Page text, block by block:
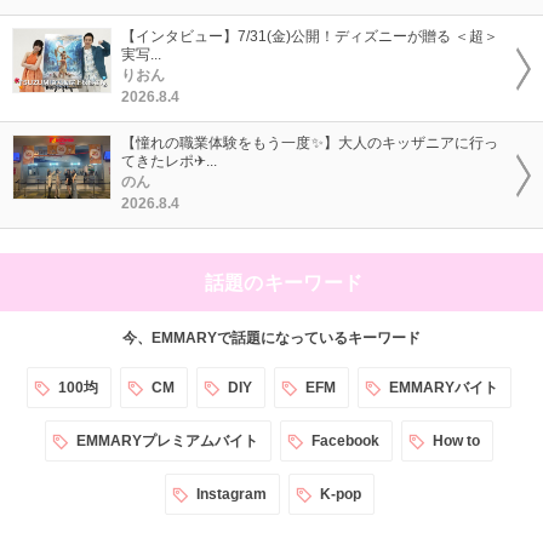
【インタビュー】7/31(金)公開！ディズニーが贈る ＜超＞
実写...
りおん
2026.8.4
【憧れの職業体験をもう一度✨】大人のキッザニアに行っ
てきたレポ✈...
のん
2026.8.4
話題のキーワード
今、EMMARYで話題になっているキーワード
100均 CM DIY EFM EMMARYバイト
EMMARYプレミアムバイト Facebook How to
Instagram K-pop